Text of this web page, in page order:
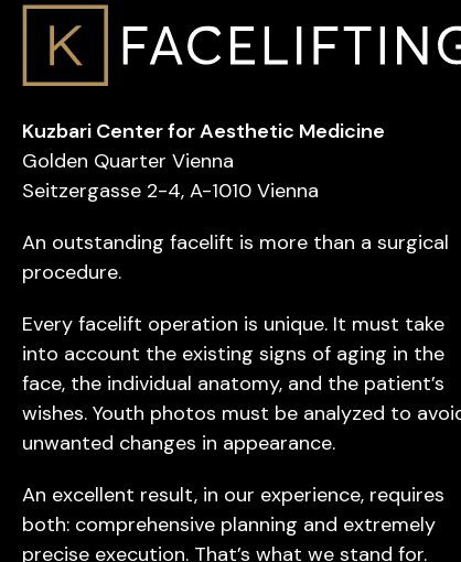
Kuzbari Center for Aesthetic Medicine
Golden Quarter Vienna
Seitzergasse 2-4, A-1010 Vienna
An outstanding facelift is more than a surgical
procedure.
Every facelift operation is unique. It must take
into account the existing signs of aging in the
face, the individual anatomy, and the patient’s
wishes. Youth photos must be analyzed to
unwanted changes in appearance.
An excellent result, in our experience, requires
both: comprehensive planning and extremely
precise execution. That’s what we stand for.